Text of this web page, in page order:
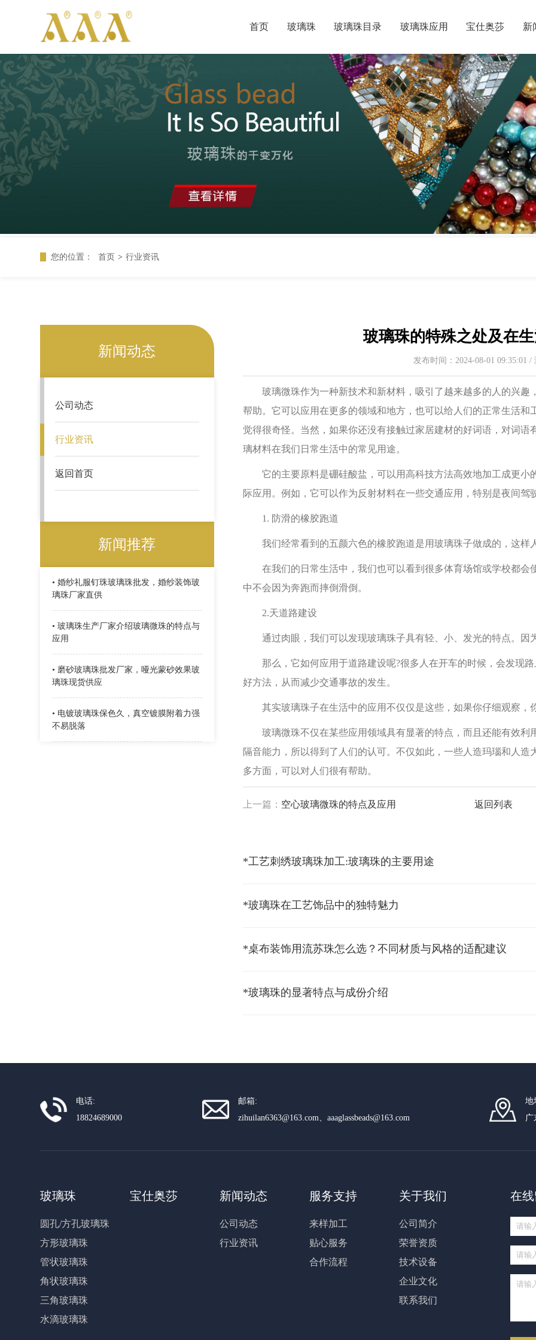
首页 玻璃珠 玻璃珠目录 玻璃珠应用 宝仕奥莎 新
您的位置： 首页 > 行业资讯
新闻动态
公司动态
行业资讯
返回首页
新闻推荐
• 婚纱礼服钉珠玻璃珠批发，婚纱装饰玻
璃珠厂家直供
• 玻璃珠生产厂家介绍玻璃微珠的特点与
应用
• 磨砂玻璃珠批发厂家，哑光蒙砂效果玻
璃珠现货供应
• 电镀玻璃珠保色久，真空镀膜附着力强
不易脱落
玻璃珠的特殊之处及在
发布时间：2024-08-01 09:35:01 /
玻璃微珠作为一种新技术和新材料，吸引了越来越多的人的兴趣
帮助。它可以应用在更多的领域和地方，也可以给人们的正常生活和
觉得很奇怪。当然，如果你还没有接触过家居建材的好词语，对词
璃材料在我们日常生活中的常见用途。
它的主要原料是硼硅酸盐，可以用高科技方法高效地加工成更小
际应用。例如，它可以作为反射材料在一些交通应用，特别是夜间驾
1. 防滑的橡胶跑道
我们经常看到的五颜六色的橡胶跑道是用玻璃珠子做成的，这样
在我们的日常生活中，我们也可以看到很多体育场馆或学校都会
中不会因为奔跑而摔倒滑倒。
2.天道路建设
通过肉眼，我们可以发现玻璃珠子具有轻、小、发光的特点。因
那么，它如何应用于道路建设呢?很多人在开车的时候，会发现路
好方法，从而减少交通事故的发生。
其实玻璃珠子在生活中的应用不仅仅是这些，如果你仔细观察，
玻璃微珠不仅在某些应用领域具有显著的特点，而且还能有效利
隔音能力，所以得到了人们的认可。不仅如此，一些人造玛瑙和人
多方面，可以对人们很有帮助。
上一篇： 空心玻璃微珠的特点及应用 返回列表
*工艺刺绣玻璃珠加工:玻璃珠的主要用途
*玻璃珠在工艺饰品中的独特魅力
*桌布装饰用流苏珠怎么选？不同材质与风格的适配建议
*玻璃珠的显著特点与成份介绍
电话:
18824689000
邮箱:
zihuilan6363@163.com、aaaglassbeads@163.com
地
玻璃珠
圆孔/方孔玻璃珠
方形玻璃珠
管状玻璃珠
角状玻璃珠
三角玻璃珠
水滴玻璃珠
宝仕奥莎 新闻动态
公司动态
行业资讯
服务支持
来样加工
贴心服务
合作流程
关于我们
公司简介
荣誉资质
技术设备
企业文化
联系我们
在